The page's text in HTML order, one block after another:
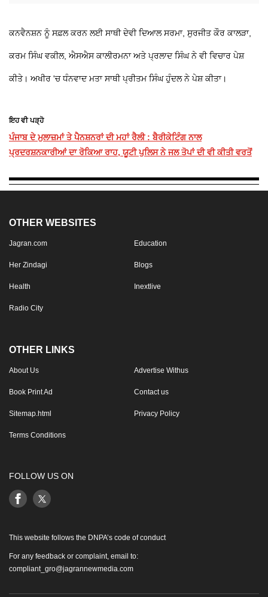
ਕਨਵੈਨਸ਼ਨ ਨੂੰ ਸਫ਼ਲ ਕਰਨ ਲਈ ਸਾਥੀ ਦੇਵੀ ਦਿਆਲ ਸਰਮਾ, ਸੁਰਜੀਤ ਕੌਰ ਕਾਲੜਾ,
ਕਰਮ ਸਿੰਘ ਵਕੀਲ, ਐਸਐਸ ਕਾਲੀਰਮਨਾ ਅਤੇ ਪ੍ਰਲਾਦ ਸਿੰਘ ਨੇ ਵੀ ਵਿਚਾਰ ਪੇਸ਼
ਕੀਤੇ। ਅਖੀਰ 'ਚ ਧੰਨਵਾਦ ਮਤਾ ਸਾਥੀ ਪ੍ਰੀਤਮ ਸਿੰਘ ਹੁੰਦਲ ਨੇ ਪੇਸ਼ ਕੀਤਾ।
ਇਹ ਵੀ ਪੜ੍ਹੋ
ਪੰਜਾਬ ਦੇ ਮੁਲਾਜ਼ਮਾਂ ਤੇ ਪੈਨਸ਼ਨਰਾਂ ਦੀ ਮਹਾਂ ਰੈਲੀ : ਬੈਰੀਕੇਟਿੰਗ ਨਾਲ
ਪ੍ਰਦਰਸ਼ਨਕਾਰੀਆਂ ਦਾ ਰੋਕਿਆ ਰਾਹ, ਯੂਟੀ ਪੁਲਿਸ ਨੇ ਜਲ ਤੋਪਾਂ ਦੀ ਵੀ ਕੀਤੀ ਵਰਤੋਂ
OTHER WEBSITES
Jagran.com Education
Her Zindagi Blogs
Health Inextlive
Radio City
OTHER LINKS
About Us Advertise Withus
Book Print Ad Contact us
Sitemap.html Privacy Policy
Terms Conditions
FOLLOW US ON
This website follows the DNPA’s code of conduct
For any feedback or complaint, email to:
compliant_gro@jagrannewmedia.com